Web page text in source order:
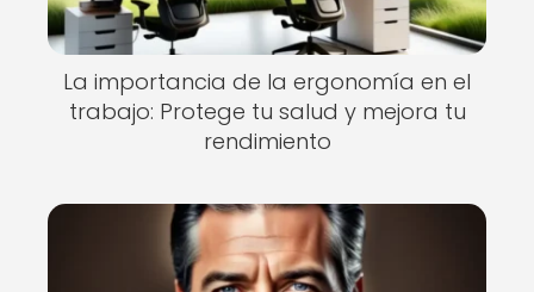
La importancia de la ergonomía en el
trabajo: Protege tu salud y mejora tu
rendimiento